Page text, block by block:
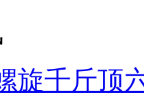
旋千斤顶